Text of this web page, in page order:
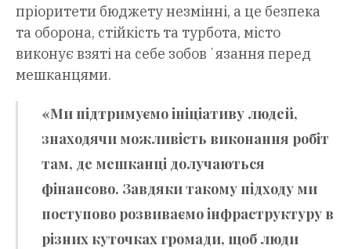
пріоритети бюджету незмінні, а це безпека
та оборона, стійкість та турбота, місто
виконує взяті на себе зобовʼязання перед
мешканцями.
«Ми підтримуємо ініціативу людей,
знаходячи можливість виконання робіт
там, де мешканці долучаються
фінансово. Завдяки такому підходу ми
поступово розвиваємо інфраструктуру в
різних куточках громади, щоб люди